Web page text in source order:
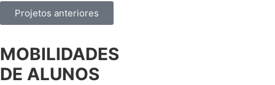
Projetos anteriores
MOBILIDADES
DE ALUNOS